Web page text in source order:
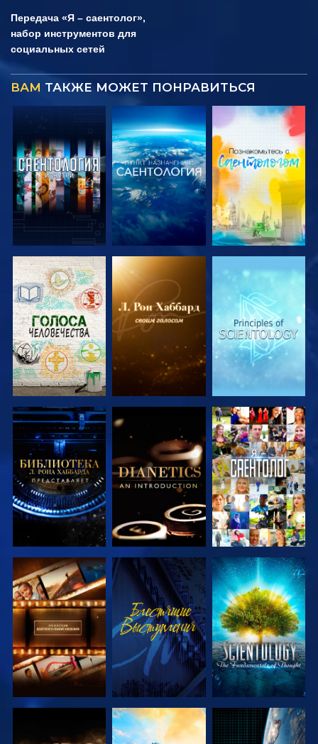
Передача «Я – саентолог»,
набор инструментов для
социальных сетей
ВАМ ТАКЖЕ МОЖЕТ ПОНРАВИТЬСЯ
СМОТРЕТЬ
ПЕРЕДАЧИ
СМОТРЕТЬ
ПЕРЕДАЧИ
СМОТРЕТЬ
ПЕРЕДАЧИ
СМОТРЕТЬ
ПЕРЕДАЧИ
СМОТРЕТЬ
ПЕРЕДАЧИ
СМОТРЕТЬ
СМОТРЕТЬ
ПЕРЕДАЧИ
СМОТРЕТЬ
СМОТРЕТЬ
ПЕРЕДАЧИ